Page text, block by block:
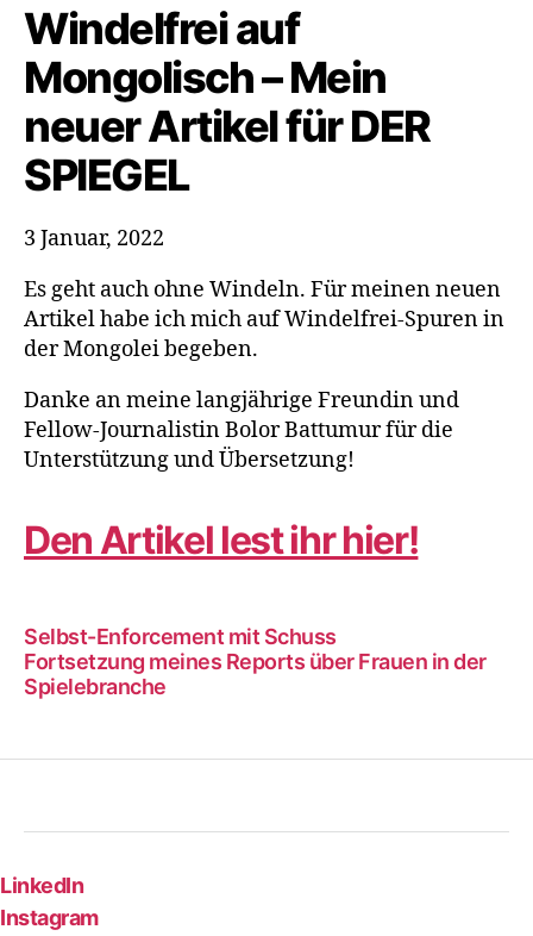
DER
SPIEGEL
Windelfrei auf
Mongolisch – Mein
neuer Artikel für DER
SPIEGEL
3 Januar, 2022
Es geht auch ohne Windeln. Für meinen neuen
Artikel habe ich mich auf Windelfrei-Spuren in
der Mongolei begeben.
Danke an meine langjährige Freundin und
Fellow-Journalistin Bolor Battumur für die
Unterstützung und Übersetzung!
Den Artikel lest ihr hier!
Selbst-Enforcement mit Schuss
Fortsetzung meines Reports über Frauen in der
Spielebranche
LinkedIn
Instagram